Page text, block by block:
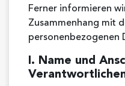
Ferner informieren
Zusammenhang mit
personenbezogenen
I. Name und